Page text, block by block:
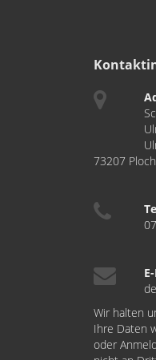
73207
Wir halten
Ihre Daten
oder